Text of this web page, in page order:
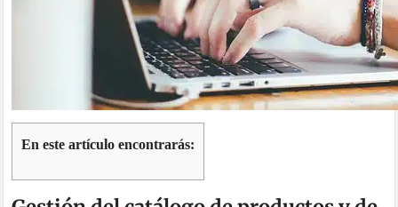
En este artículo encontrarás: